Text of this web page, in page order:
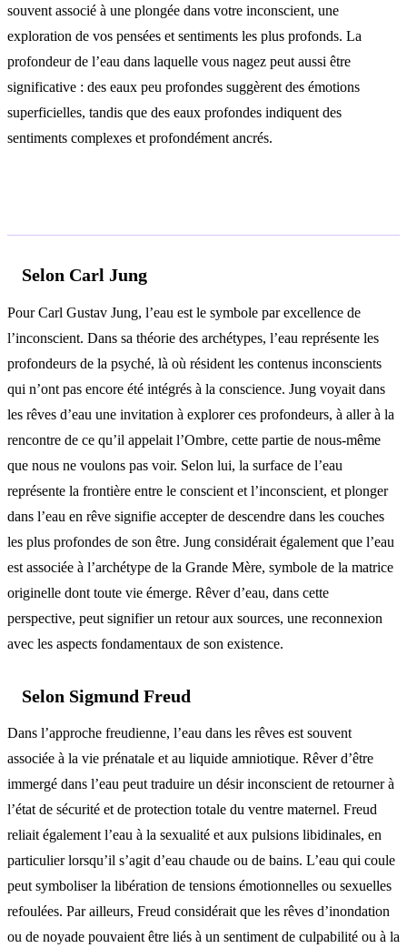
souvent associé à une plongée dans votre inconscient, une
exploration de vos pensées et sentiments les plus profonds. La
profondeur de l’eau dans laquelle vous nagez peut aussi être
significative : des eaux peu profondes suggèrent des émotions
superficielles, tandis que des eaux profondes indiquent des
sentiments complexes et profondément ancrés.
Selon Carl Jung
Pour Carl Gustav Jung, l’eau est le symbole par excellence de
l’inconscient. Dans sa théorie des archétypes, l’eau représente les
profondeurs de la psyché, là où résident les contenus inconscients
qui n’ont pas encore été intégrés à la conscience. Jung voyait dans
les rêves d’eau une invitation à explorer ces profondeurs, à aller à la
rencontre de ce qu’il appelait l’Ombre, cette partie de nous-même
que nous ne voulons pas voir. Selon lui, la surface de l’eau
représente la frontière entre le conscient et l’inconscient, et plonger
dans l’eau en rêve signifie accepter de descendre dans les couches
les plus profondes de son être. Jung considérait également que l’eau
est associée à l’archétype de la Grande Mère, symbole de la matrice
originelle dont toute vie émerge. Rêver d’eau, dans cette
perspective, peut signifier un retour aux sources, une reconnexion
avec les aspects fondamentaux de son existence.
Selon Sigmund Freud
Dans l’approche freudienne, l’eau dans les rêves est souvent
associée à la vie prénatale et au liquide amniotique. Rêver d’être
immergé dans l’eau peut traduire un désir inconscient de retourner à
l’état de sécurité et de protection totale du ventre maternel. Freud
reliait également l’eau à la sexualité et aux pulsions libidinales, en
particulier lorsqu’il s’agit d’eau chaude ou de bains. L’eau qui coule
peut symboliser la libération de tensions émotionnelles ou sexuelles
refoulées. Par ailleurs, Freud considérait que les rêves d’inondation
ou de noyade pouvaient être liés à un sentiment de culpabilité ou à la